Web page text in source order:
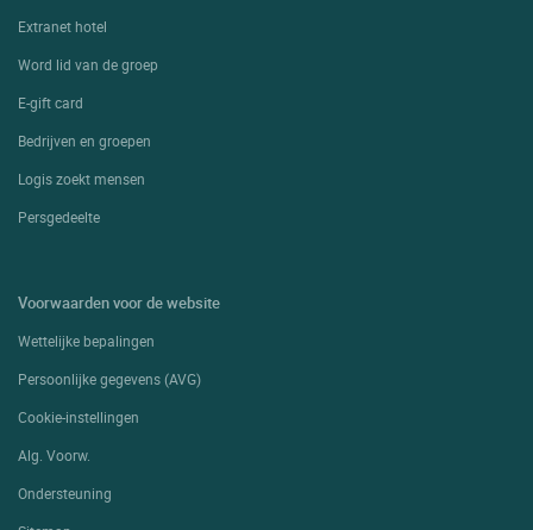
Extranet hotel
Word lid van de groep
E-gift card
Bedrijven en groepen
Logis zoekt mensen
Persgedeelte
Voorwaarden voor de website
Wettelijke bepalingen
Persoonlijke gegevens (AVG)
Cookie-instellingen
Alg. Voorw.
Ondersteuning